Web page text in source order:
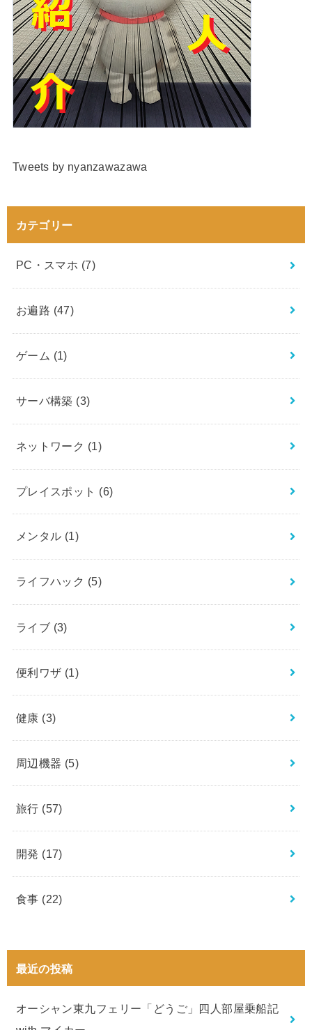
Tweets by nyanzawazawa
カテゴリー
PC・スマホ (7)
お遍路 (47)
ゲーム (1)
サーバ構築 (3)
ネットワーク (1)
プレイスポット (6)
メンタル (1)
ライフハック (5)
ライブ (3)
便利ワザ (1)
健康 (3)
周辺機器 (5)
旅行 (57)
開発 (17)
食事 (22)
最近の投稿
オーシャン東九フェリー「どうご」四人部屋乗船記